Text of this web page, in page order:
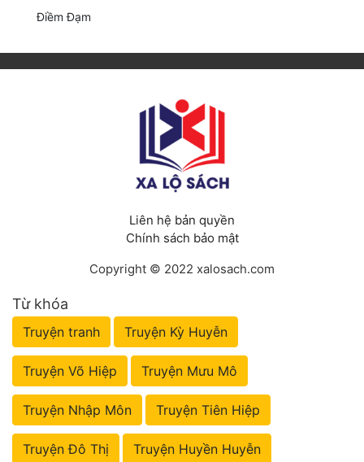
Triều Đấu
Trùng Sinh
Xuyên Không
Xuyên Nhanh
Xuyên Sách
Xuyên Thư
Điền Văn
Điềm Đạm
Liên hệ bản quyền
Chính sách bảo mật
Copyright © 2022 xalosach.com
Từ khóa
Truyện tranh Truyện Kỳ Huyễn
Truyện Võ Hiệp Truyện Mưu Mô
Truyện Nhập Môn Truyện Tiên Hiệp
Truyện Đô Thị Truyện Huyền Huyễn